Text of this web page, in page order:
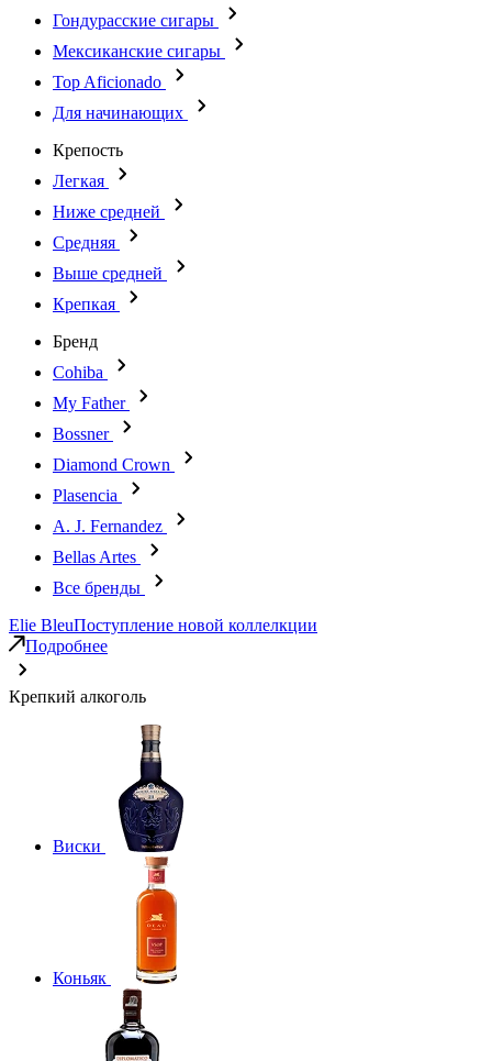
Гондурасские сигары
Мексиканские сигары
Top Aficionado
Для начинающих
Крепость
Легкая
Ниже средней
Средняя
Выше средней
Крепкая
Бренд
Cohiba
My Father
Bossner
Diamond Crown
Plasencia
A. J. Fernandez
Bellas Artes
Все бренды
Elie BleuПоступление новой коллелкции
Подробнее
Крепкий алкоголь
Виски
Коньяк